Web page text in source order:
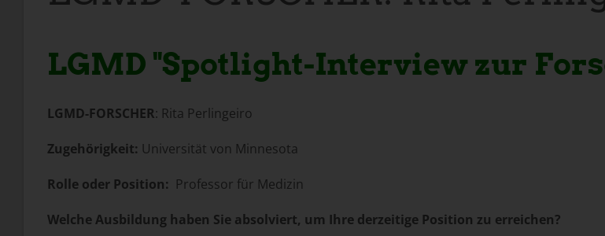
LGMD "Spotlight-Interview zur
LGMD-FORSCHER: Rita Perlingeiro
Zugehörigkeit: Universität von Minnesota
Rolle oder Position: Professor für Medizin
Welche Ausbildung haben Sie absolviert, um Ihre derzeitige Position zu erreichen?